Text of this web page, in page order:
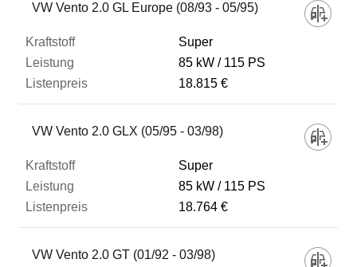
VW Vento 2.0 GL Europe (08/93 - 05/95)
Super
85 kW
115 PS
18.815 €
VW Vento 2.0 GLX (05/95 - 03/98)
Super
85 kW
115 PS
18.764 €
VW Vento 2.0 GT (01/92 - 03/98)